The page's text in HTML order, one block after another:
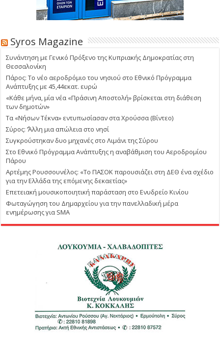
Syros Magazine
Συνάντηση με Γενικό Πρόξενο της Κυπριακής Δημοκρατίας στη
Θεσσαλονίκη
Πάρος: Το νέο αεροδρόμιο του νησιού στο Εθνικό Πρόγραμμα
Ανάπτυξης με 45,44εκατ. ευρώ
«Κάθε μήνα, μία νέα «Πράσινη Αποστολή» βρίσκεται στη διάθεση
των δημοτών»
Τα «Νήσων Τέκνα» εντυπωσίασαν στα Χρούσσα (Βίντεο)
Σύρος: ΄’Άλλη μια απώλεια στο νησί
Συγκρούστηκαν δυο μηχανές στο Λιμάνι της Σύρου
Στο Εθνικό Πρόγραμμα Ανάπτυξης η αναβάθμιση του Αεροδρομίου
Πάρου
Αρτέμης Ρουσσουνέλος: «Το ΠΑΣΟΚ παρουσιάζει στη ΔΕΘ ένα σχέδιο
για την Ελλάδα της επόμενης δεκαετίας»
Επετειακή μουσικοποιητική παράσταση στο Ενυδρείο Κινίου
Φωταγώγηση του Δημαρχείου για την πανελλαδική μέρα
ενημέρωσης για SMA